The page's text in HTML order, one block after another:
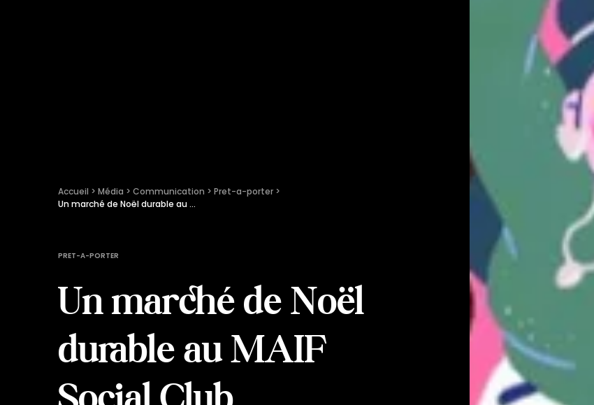
Accueil > Média > Communication > Pret-a-porter >
Un marché de Noël durable au MAIF Social Club
PRET-A-PORTER
Un marché de Noël
durable au MAIF